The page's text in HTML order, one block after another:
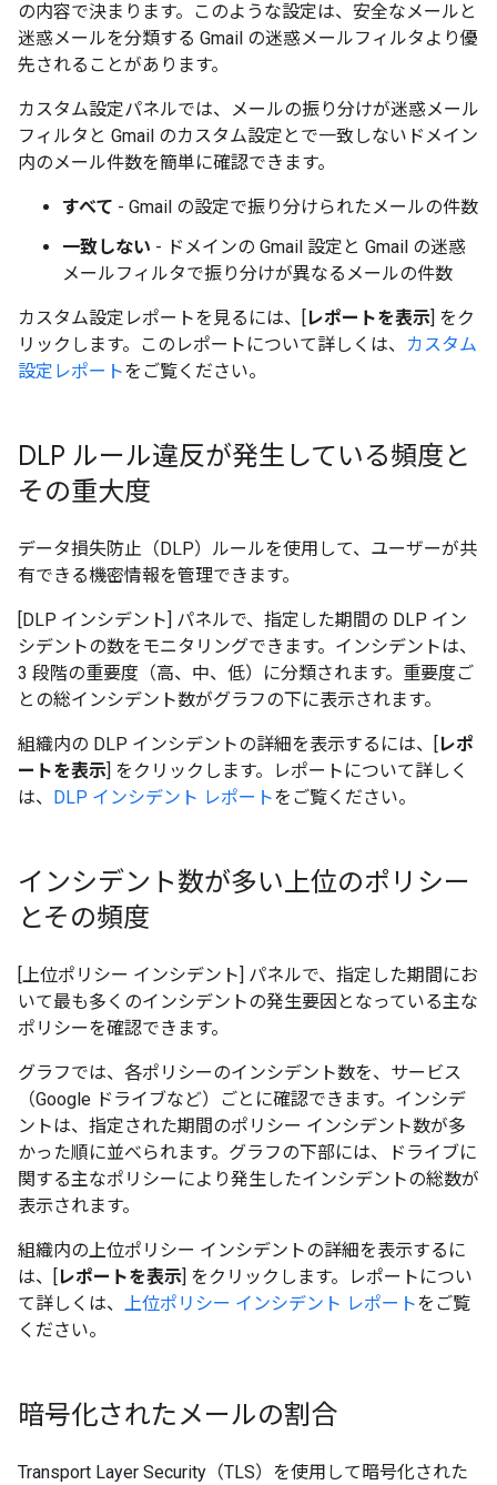
の内容で決まります。このような設定は、安全なメールと
迷惑メールを分類する Gmail の迷惑メールフィルタより優
先されることがあります。
カスタム設定パネルでは、メールの振り分けが迷惑メール
フィルタと Gmail のカスタム設定とで一致しないドメイン
内のメール件数を簡単に確認できます。
すべて - Gmail の設定で振り分けられたメールの件数
一致しない - ドメインの Gmail 設定と Gmail の迷惑
メールフィルタで振り分けが異なるメールの件数
カスタム設定 レポートを見るには、[ レポートを表示 ] をク
リックします。このレポートについて詳しくは、
カスタム
設定レポートをご覧ください。
DLP ルール違反が発生している頻度と
その重大度
データ損失防止（DLP）ルールを使用して、ユーザーが共
有できる機密情報を管理できます。
[DLP インシデント] パネルで、指定した期間の DLP イン
シデントの数をモニタリングできます。インシデントは、
3 段階の重要度（高、中、低）に分類されます。重要度ご
との総インシデント数がグラフの下に表示されます。
組織内の DLP インシデントの詳細を表示するには、[
レポ
ートを表示 ] をクリックします。レポートについて詳しく
は、
DLP インシデント レポートをご覧ください。
インシデント数が多い上位のポリシー
とその頻度
[上位ポリシー インシデント] パネルで、指定した期間にお
いて最も多くのインシデントの発生要因となっている主な
ポリシーを確認できます。
グラフでは、各ポリシーのインシデント数を、サービス
（Google ドライブなど）ごとに確認できます。インシデ
ントは、指定された期間のポリシー インシデント数が多
かった順に並べられます。グラフの下部には、ドライブに
関する主なポリシーにより発生したインシデントの総数が
表示されます。
組織内の上位ポリシー インシデントの詳細を表示するに
は、[
レポートを表示 ] をクリックします。レポートについ
て詳しくは、 上位ポリシー インシデント レポートをご覧
ください。
暗号化されたメールの割合
Transport Layer Security（TLS）を使用して暗号化された